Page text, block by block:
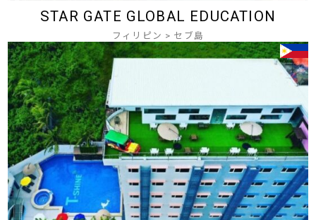
STAR GATE GLOBAL EDUCATION
フィリピン > セブ島